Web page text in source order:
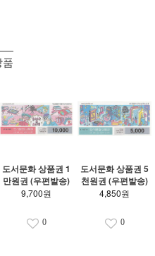
품
도서문화 상품권 1
만원권 (우편발송)
9,700원
0
도서문화 상품권 5
천원권 (우편발송)
4,850원
0